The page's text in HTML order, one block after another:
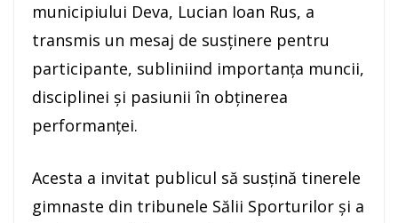
municipiului Deva, Lucian Ioan Rus, a
transmis un mesaj de susținere pentru
participante, subliniind importanța muncii,
disciplinei și pasiunii în obținerea
performanței.
Acesta a invitat publicul să susțină tinerele
gimnaste din tribunele Sălii Sporturilor și a